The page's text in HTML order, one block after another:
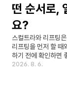
떤 순서로,
요?
스컬트라와 리프팅
리프팅을 먼저 할 때
하기 전에 확인하면
2026. 8. 6.